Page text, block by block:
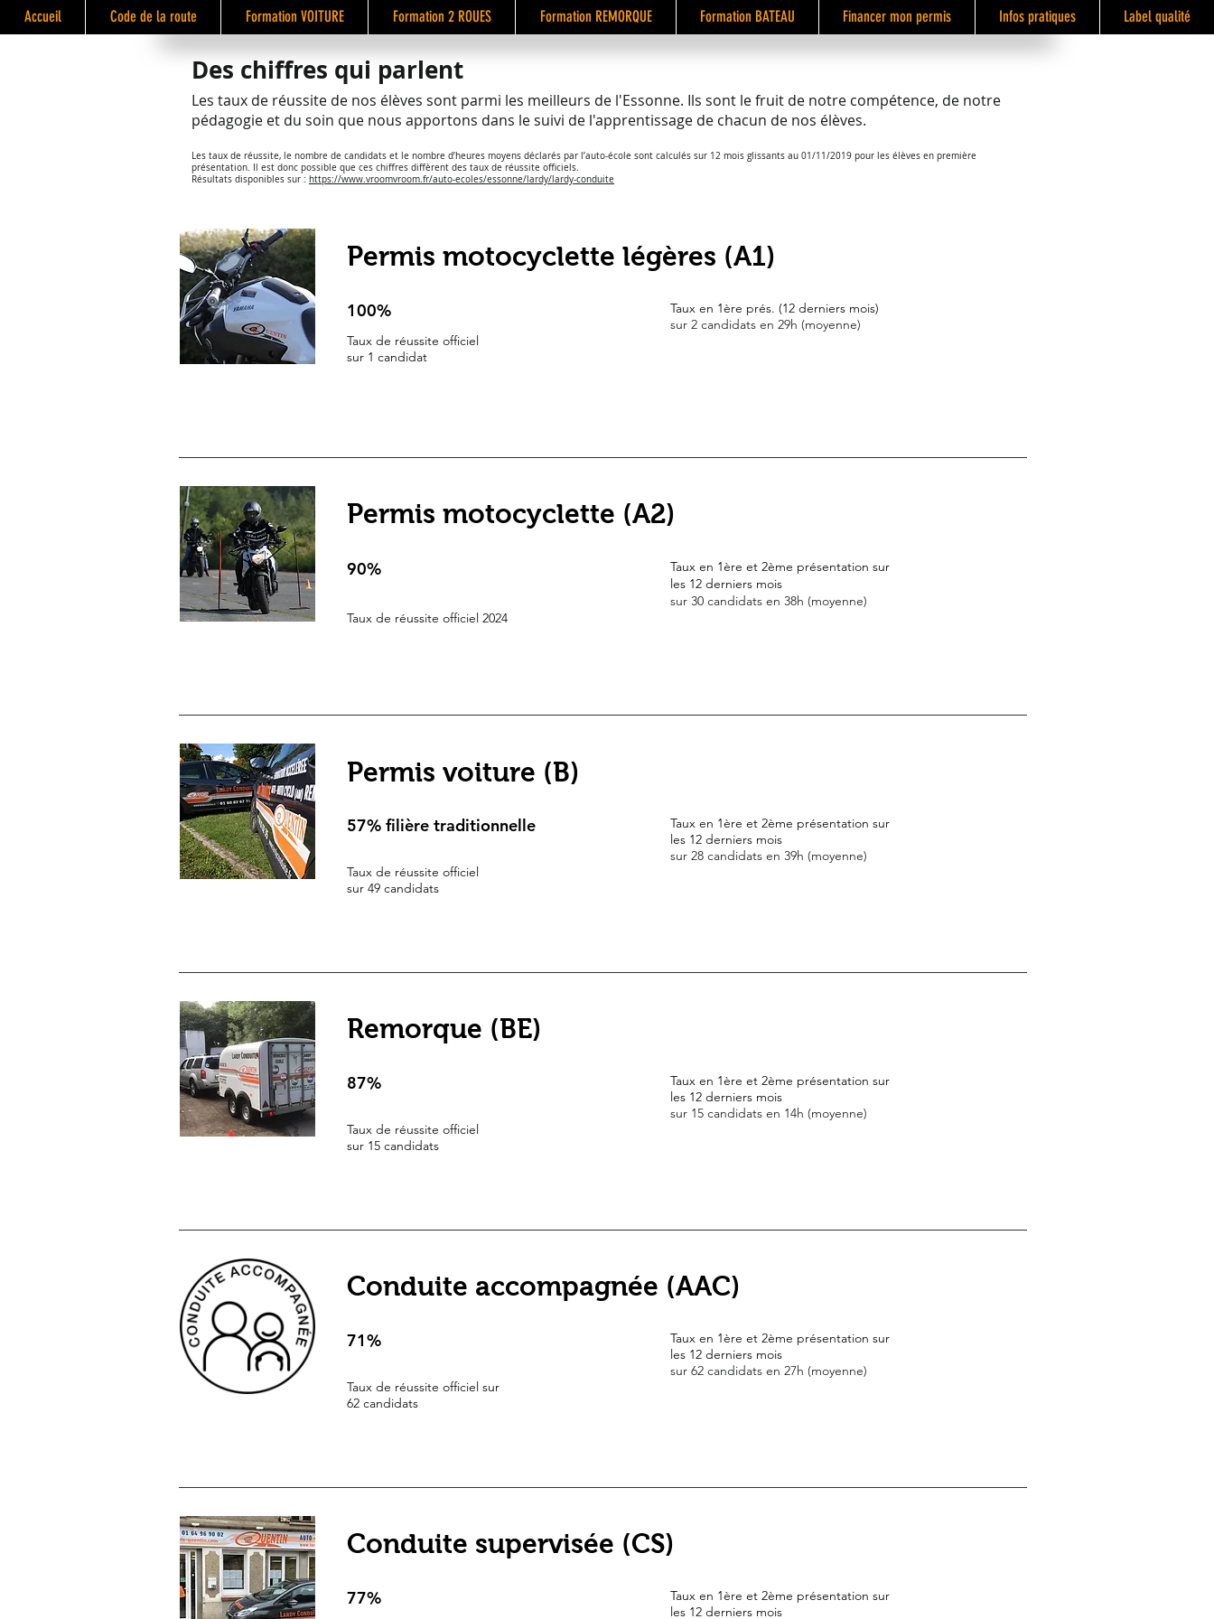
Accueil Code de la route Formation VOITURE Formation 2 ROUES Formation REMORQUE Formation BATEAU Financer mon permis Infos pratiques Label qualité
Des chiffres qui parlent
Les taux de réussite de nos élèves sont parmi les meilleurs de l'Essonne. Ils sont le fruit de notre compétence, de notre
pédagogie et du soin que nous apportons dans le suivi de l'apprentissage de chacun de nos élèves.
Les taux de réussite, le nombre de candidats et le nombre d’heures moyens déclarés par l’auto-école sont calculés sur 12 mois glissants au 01/11/2019 pour les élèves en première
présentation. Il est donc possible que ces chiffres diffèrent des taux de réussite officiels.
Résultats disponibles sur : https://www.vroomvroom.fr/auto-ecoles/essonne/lardy/lardy-conduite
Taux de réussite officiel 2018
Taux en 1ère prés. (12 derniers mois)
Permis moto (A)
inconnu
0 %
sur 0 candidats
en 0h (moyenne)
Permis motocyclette légères (A1)
100 %
sur 32 candidats
100 %
sur 34 candidats
en 37h (moyenne)
Permis voiture (B)
78 %
sur 160 candidats
61 %
sur 28 candidats
en 12h (moyenne)
Conduite accompagnée (AAC)
inconnu
85 %
sur 54 candidats
en 27h (moyenne)
Conduite supervisée (CS)
inconnu
67 %
Permis motocyclette légères (A1)
100%
Taux en 1ère prés. (12 derniers mois)
sur 2 candidats en 29h (moyenne)
Taux de réussite officiel
sur 1 candidat
Permis motocyclette (A2)
90%
Taux en 1ère et 2ème présentation sur
les 12 derniers mois
sur 30 candidats en 38h (moyenne)
Taux de réussite officiel 2024
Permis voiture (B)
57% filière traditionnelle
Taux en 1ère et 2ème présentation sur
les 12 derniers mois
sur 28 candidats en 39h (moyenne)
Taux de réussite officiel
sur 49 candidats
Remorque (BE)
87%
Taux en 1ère et 2ème présentation sur
les 12 derniers mois
sur 15 candidats en 14h (moyenne)
Taux de réussite officiel
sur 15 candidats
Conduite accompagnée (AAC)
71%
Taux en 1ère et 2ème présentation sur
les 12 derniers mois
sur 62 candidats en 27h (moyenne)
Taux de réussite officiel sur
62 candidats
Conduite supervisée (CS)
77%
Taux en 1ère et 2ème présentation sur
les 12 derniers mois